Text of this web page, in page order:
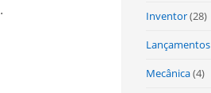
.
Inventor(28)
Lançamentos
Mecânica(4)